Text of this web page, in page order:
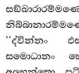
‘‘ද්වින්නං
සමොධානං